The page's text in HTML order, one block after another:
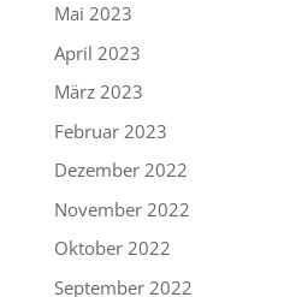
Mai 2023
April 2023
März 2023
Februar 2023
Dezember 2022
November 2022
Oktober 2022
September 2022